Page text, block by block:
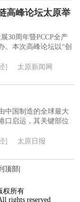
高峰论坛太原举
30周年暨PCCP全产
。本次高峰论坛以“创
] 太原新闻网
中国制造的全球最大
口启运，其关键部位
] 太原日报
顶部|
权所有
rights reserved